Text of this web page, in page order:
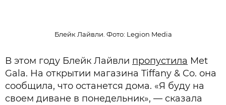
Блейк Лайвли. Фото: Legion Media
В этом году Блейк Лайвли пропустила Met
Gala. На открытии магазина Tiffany & Co. она
сообщила, что останется дома. «Я буду на
своем диване в понедельник», — сказала